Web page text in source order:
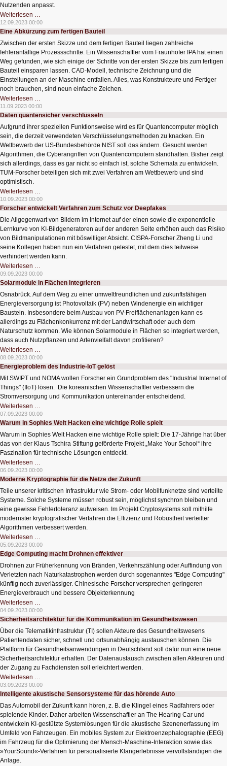
Nutzenden anpasst.
Weiterlesen …
smarte
Büro
von
12.09.2023 00:00
Eine Abkürzung zum fertigen Bauteil
Zwischen der ersten Skizze und dem fertigen Bauteil liegen zahlreiche
fehleranfällige Prozessschritte. Ein Wissenschaftler vom Fraunhofer IPA hat einen
Weg gefunden, wie sich einige der Schritte von der ersten Skizze bis zum fertigen
Bauteil einsparen lassen. CAD-Modell, technische Zeichnung und die
Einstellungen an der Maschine entfallen. Alles, was Konstrukteure und Fertiger
noch brauchen, sind neun einfache Zeichen.
Weiterlesen …
Abkürzung
zum
fertigen
11.09.2023 00:00
Daten quantensicher verschlüsseln
Aufgrund ihrer speziellen Funktionsweise wird es für Quantencomputer möglich
sein, die derzeit verwendeten Verschlüsselungsmethoden zu knacken. Ein
Wettbewerb der US-Bundesbehörde NIST soll das ändern. Gesucht werden
Algorithmen, die Cyberangriffen von Quantencomputern standhalten. Bisher zeigt
sich allerdings, dass es gar nicht so einfach ist, solche Schemata zu entwickeln.
TUM-Forscher beteiligen sich mit zwei Verfahren am Wettbewerb und sind
optimistisch.
Weiterlesen …
quantensicher
verschlüsseln
10.09.2023 00:00
Forscher entwickelt Verfahren zum Schutz vor Deepfakes
Die Allgegenwart von Bildern im Internet auf der einen sowie die exponentielle
Lernkurve von KI-Bildgeneratoren auf der anderen Seite erhöhen auch das Risiko
von Bildmanipulationen mit böswilliger Absicht. CISPA-Forscher Zheng Li und
seine Kollegen haben nun ein Verfahren getestet, mit dem dies teilweise
verhindert werden kann.
Weiterlesen …
entwickelt
Verfahren
zum
vor
Deepfakes
09.09.2023 00:00
Solarmodule in Flächen integrieren
Osnabrück. Auf dem Weg zu einer umweltfreundlichen und zukunftsfähigen
Energieversorgung ist Photovoltaik (PV) neben Windenergie ein wichtiger
Baustein. Insbesondere beim Ausbau von PV-Freiflächenanlagen kann es
allerdings zu Flächenkonkurrenz mit der Landwirtschaft oder auch dem
Naturschutz kommen. Wie können Solarmodule in Flächen so integriert werden,
dass auch Nutzpflanzen und Artenvielfalt davon profitieren?
Weiterlesen …
in
Flächen
integrieren
08.09.2023 00:00
Energieproblem des Industrie-IoT gelöst
Mit SWIPT und NOMA wollen Forscher ein Grundproblem des "Industrial Internet of
Things" (IIoT) lösen. Die koreanischen Wissenschaftler verbessern die
Stromversorgung und Kommunikation untereinander entscheidend.
Weiterlesen …
des
Industrie-
IoT
07.09.2023 00:00
Warum in Sophies Welt Hacken eine wichtige Rolle spielt
Warum in Sophies Welt Hacken eine wichtige Rolle spielt: Die 17-Jährige hat über
das von der Klaus Tschira Stiftung geförderte Projekt „Make Your School“ ihre
Faszination für technische Lösungen entdeckt.
Weiterlesen …
in
Sophies
Welt
eine
wichtige
Rolle
spielt
06.09.2023 00:00
Moderne Kryptographie für die Netze der Zukunft
Teile unserer kritischen Infrastruktur wie Strom- oder Mobilfunknetze sind verteilte
Systeme. Solche Systeme müssen robust sein, möglichst synchron bleiben und
eine gewisse Fehlertoleranz aufweisen. Im Projekt Cryptosystems soll mithilfe
modernster kryptografischer Verfahren die Effizienz und Robustheit verteilter
Algorithmen verbessert werden.
Weiterlesen …
Kryptographie
für
die
der
Zukunft
05.09.2023 00:00
Edge Computing macht Drohnen effektiver
Drohnen zur Früherkennung von Bränden, Verkehrszählung oder Auffindung von
Verletzten nach Naturkatastrophen werden durch sogenanntes "Edge Computing"
künftig noch zuverlässiger. Chinesische Forscher versprechen geringeren
Energieverbrauch und bessere Objekterkennung
Weiterlesen …
Computing
macht
Drohnen
04.09.2023 00:00
Sicherheitsarchitektur für die Kommunikation im Gesundheitswesen
Über die Telematikinfrastruktur (TI) sollen Akteure des Gesundheitswesens
Patientendaten sicher, schnell und ortsunabhängig austauschen können. Die
Plattform für Gesundheitsanwendungen in Deutschland soll dafür nun eine neue
Sicherheitsarchitektur erhalten. Der Datenaustausch zwischen allen Akteuren und
der Zugang zu Fachdiensten soll erleichtert werden.
Weiterlesen …
für
die
Kommunikation
Gesundheitswesen
03.09.2023 00:00
Intelligente akustische Sensorsysteme für das hörende Auto
Das Automobil der Zukunft kann hören, z. B. die Klingel eines Radfahrers oder
spielende Kinder. Daher arbeiten Wissenschaftler an The Hearing Car und
entwickeln KI-gestützte Systemlösungen für die akustische Szenenerfassung im
Umfeld von Fahrzeugen. Ein mobiles System zur Elektroenzephalographie (EEG)
im Fahrzeug für die Optimierung der Mensch-Maschine-Interaktion sowie das
»YourSound«-Verfahren für personalisierte Klangerlebnisse vervollständigen die
Anlage.